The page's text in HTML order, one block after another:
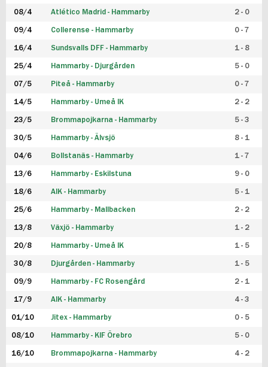
08/4 Atlético Madrid - Hammarby 2 - 0
09/4 Collerense - Hammarby 0 - 7
16/4 Sundsvalls DFF - Hammarby 1 - 8
25/4 Hammarby - Djurgården 5 - 0
07/5 Piteå - Hammarby 0 - 7
14/5 Hammarby - Umeå IK 2 - 2
23/5 Brommapojkarna - Hammarby 5 - 3
30/5 Hammarby - Älvsjö 8 - 1
04/6 Bollstanäs - Hammarby 1 - 7
13/6 Hammarby - Eskilstuna 9 - 0
18/6 AIK - Hammarby 5 - 1
25/6 Hammarby - Mallbacken 2 - 2
13/8 Växjö - Hammarby 1 - 2
20/8 Hammarby - Umeå IK 1 - 5
30/8 Djurgården - Hammarby 1 - 5
09/9 Hammarby - FC Rosengård 2 - 1
17/9 AIK - Hammarby 4 - 3
01/10 Jitex - Hammarby 0 - 5
08/10 Hammarby - KIF Örebro 5 - 0
16/10 Brommapojkarna - Hammarby 4 - 2